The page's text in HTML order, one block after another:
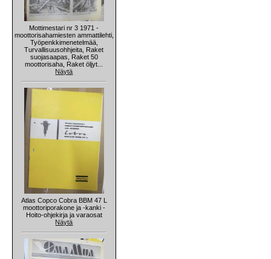
Mottimestari nr 3 1971 -
moottorisahamiesten ammattilehti,
Työpenkkimenetelmää,
Turvallisuusohhjeita, Raket
suojasaapas, Raket 50
moottorisaha, Raket öljyt...
Näytä
Atlas Copco Cobra BBM 47 L
moottoriporakone ja -kanki -
Hoito-ohjekirja ja varaosat
Näytä